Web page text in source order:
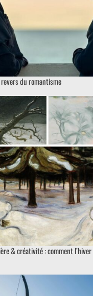
du romantisme
& créativité : comment